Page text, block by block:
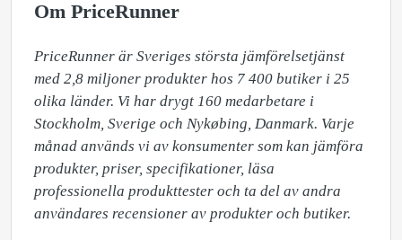
Om PriceRunner
PriceRunner är Sveriges största jämförelsetjänst
med 2,8 miljoner produkter hos 7 400 butiker i 25
olika länder. Vi har drygt 160 medarbetare i
Stockholm, Sverige och Nykøbing, Danmark. Varje
månad används vi av konsumenter som kan jämföra
produkter, priser, specifikationer, läsa
professionella produkttester och ta del av andra
användares recensioner av produkter och butiker.